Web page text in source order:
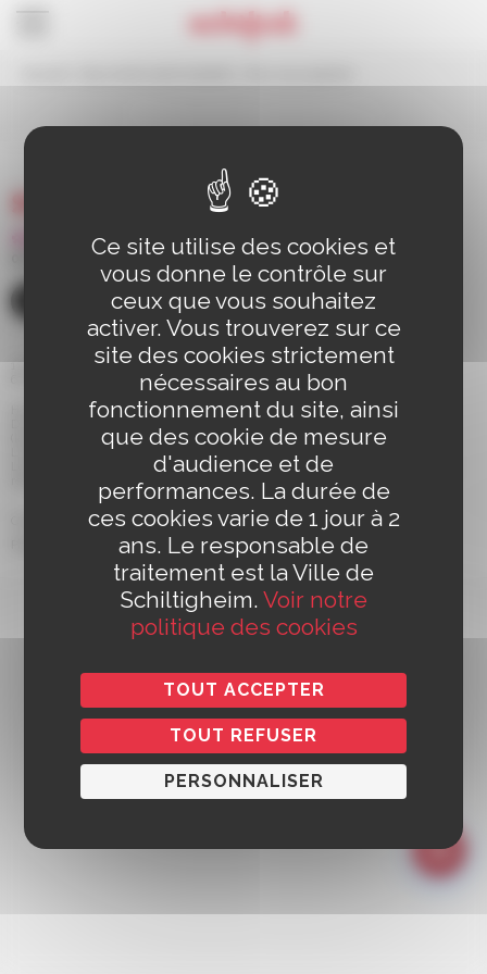
03 88 83 90 00
110 route de Bischwiller BP 98
67 302 SCHILTIGHEIM Cedex
Horaires d'ouverture de la mairie
(le service Etat Civil est fermé le jeudi matin)
Le Vendredi de 8h30 à 14h
Le Samedi de 9h à 12h (pour les rendez-vous des papiers d'identité et pour les
Mentions légales Politique de confidentialité
Accessibilité
Politique de cookies
Gestion des cookies Réalisation :
Panneau de gestion des cookies
Ce site utilise des cookies et
vous donne le contrôle sur
ceux que vous souhaitez
activer. Vous trouverez sur ce
site des cookies strictement
nécessaires au bon
fonctionnement du site, ainsi
que des cookie de mesure
d'audience et de
performances. La durée de
ces cookies varie de 1 jour à 2
ans. Le responsable de
traitement est la Ville de
Schiltigheim. Voir notre
politique des cookies
TOUT ACCEPTER
TOUT REFUSER
PERSONNALISER